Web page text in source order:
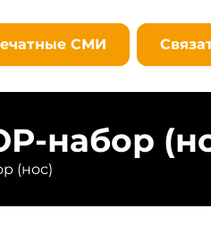
СМИ
набор
(нос)